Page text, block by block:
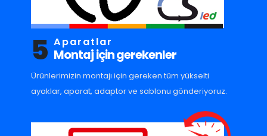
5 Aparatlar
Montaj için gerekenler
Ürünlerimizin montajı için gereken tüm yükselti
ayaklar, aparat, adaptor ve sablonu gönderiyoruz.